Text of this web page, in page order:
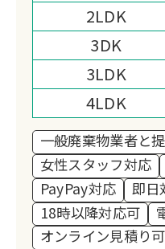
2LDK
3DK
3LDK
4LDK
一般廃棄物業者と
女性スタッフ対応
PayPay対応
即日
18時以降対応可
オンライン見積り可